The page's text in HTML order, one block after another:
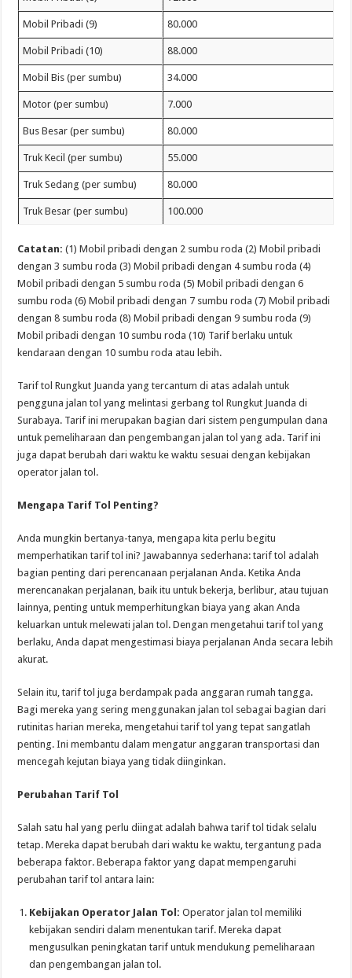
Mobil Pribadi (9) 80.000
Mobil Pribadi (10) 88.000
Mobil Bis (per sumbu) 34.000
Motor (per sumbu) 7.000
Bus Besar (per sumbu) 80.000
Truk Kecil (per sumbu) 55.000
Truk Sedang (per sumbu) 80.000
Truk Besar (per sumbu) 100.000
Catatan: (1) Mobil pribadi dengan 2 sumbu roda (2) Mobil pribadi
dengan 3 sumbu roda (3) Mobil pribadi dengan 4 sumbu roda (4)
Mobil pribadi dengan 5 sumbu roda (5) Mobil pribadi dengan 6
sumbu roda (6) Mobil pribadi dengan 7 sumbu roda (7) Mobil pribadi
dengan 8 sumbu roda (8) Mobil pribadi dengan 9 sumbu roda (9)
Mobil pribadi dengan 10 sumbu roda (10) Tarif berlaku untuk
kendaraan dengan 10 sumbu roda atau lebih.
Tarif tol Rungkut Juanda yang tercantum di atas adalah untuk
pengguna jalan tol yang melintasi gerbang tol Rungkut Juanda di
Surabaya. Tarif ini merupakan bagian dari sistem pengumpulan dana
untuk pemeliharaan dan pengembangan jalan tol yang ada. Tarif ini
juga dapat berubah dari waktu ke waktu sesuai dengan kebijakan
operator jalan tol.
Mengapa Tarif Tol Penting?
Anda mungkin bertanya-tanya, mengapa kita perlu begitu
memperhatikan tarif tol ini? Jawabannya sederhana: tarif tol adalah
bagian penting dari perencanaan perjalanan Anda. Ketika Anda
merencanakan perjalanan, baik itu untuk bekerja, berlibur, atau tujuan
lainnya, penting untuk memperhitungkan biaya yang akan Anda
keluarkan untuk melewati jalan tol. Dengan mengetahui tarif tol yang
berlaku, Anda dapat mengestimasi biaya perjalanan Anda secara lebih
akurat.
Selain itu, tarif tol juga berdampak pada anggaran rumah tangga.
Bagi mereka yang sering menggunakan jalan tol sebagai bagian dari
rutinitas harian mereka, mengetahui tarif tol yang tepat sangatlah
penting. Ini membantu dalam mengatur anggaran transportasi dan
mencegah kejutan biaya yang tidak diinginkan.
Perubahan Tarif Tol
Salah satu hal yang perlu diingat adalah bahwa tarif tol tidak selalu
tetap. Mereka dapat berubah dari waktu ke waktu, tergantung pada
beberapa faktor. Beberapa faktor yang dapat mempengaruhi
perubahan tarif tol antara lain:
Kebijakan Operator Jalan Tol: Operator jalan tol memiliki
kebijakan sendiri dalam menentukan tarif. Mereka dapat
mengusulkan peningkatan tarif untuk mendukung pemeliharaan
dan pengembangan jalan tol.